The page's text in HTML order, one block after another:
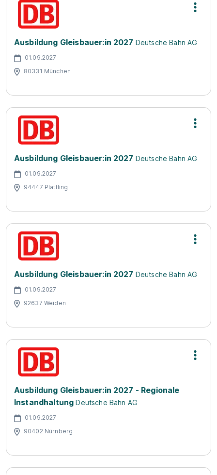
Ausbildung Gleisbauer:in 2027 Deutsche Bahn AG
01.09.2027
80331 München
Ausbildung Gleisbauer:in 2027 Deutsche Bahn AG
01.09.2027
94447 Plattling
Ausbildung Gleisbauer:in 2027 Deutsche Bahn AG
01.09.2027
92637 Weiden
Ausbildung Gleisbauer:in 2027 - Regionale
Instandhaltung Deutsche Bahn AG
01.09.2027
90402 Nürnberg